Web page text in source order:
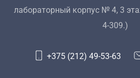
лабораторный корпус № 4, 3
4-309.)
+375 (212) 49-53-63